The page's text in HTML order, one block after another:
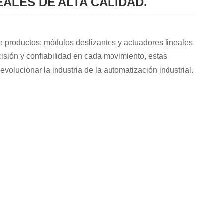
módulos deslizantes y actuadores lineales
y confiabilidad en cada movimiento, estas
la industria de la automatización industrial.